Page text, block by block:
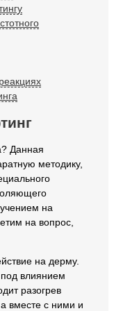
Данная
методику,
на
на вопрос,
на дерму.
влиянием
разогрев
а вместе с ними и